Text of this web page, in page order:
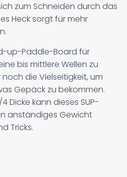
zum Schneiden durch das
Heck sorgt für mehr
up-Paddle-Board für
bis mittlere Wellen zu
die Vielseitigkeit, um
Gepäck zu bekommen.
Dicke kann dieses SUP-
anständiges Gewicht
Tricks.